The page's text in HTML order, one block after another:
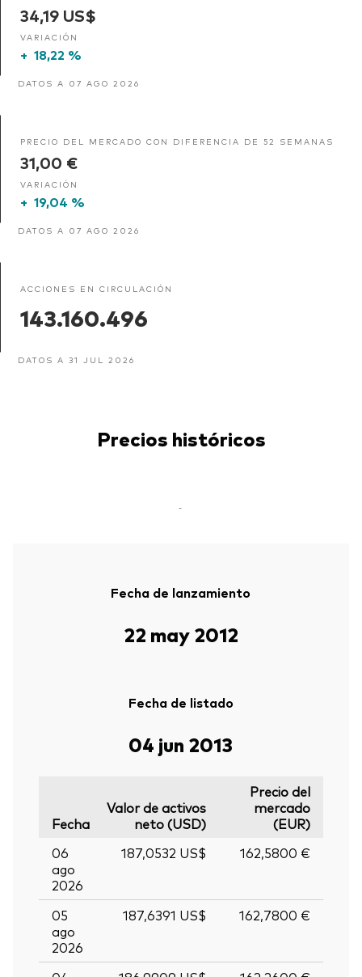
34,19 US$
VARIACIÓN
+ 18,22 %
DATOS A 07 AGO 2026
PRECIO DEL MERCADO CON DIFERENCIA DE 52 SEMANAS
31,00 €
VARIACIÓN
+ 19,04 %
DATOS A 07 AGO 2026
ACCIONES EN CIRCULACIÓN
143.160.496
DATOS A 31 JUL 2026
Precios históricos
-
Fecha de lanzamiento
22 may 2012
Fecha de listado
04 jun 2013
Fecha
Valor de activos
neto (USD)
Precio del
mercado
(EUR)
06
ago
2026
187,0532 US$ 162,5800 €
05
ago
2026
187,6391 US$ 162,7800 €